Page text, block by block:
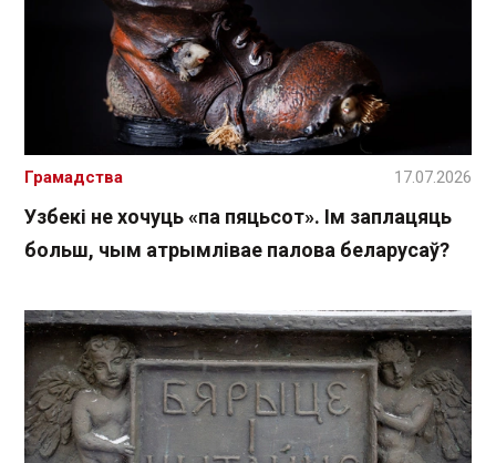
Узбекі не хочуць «па пяцьсот». Ім заплацяць
больш, чым атрымлівае палова беларусаў?
Грамадства 17.07.2026